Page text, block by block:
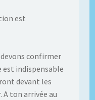
est
devons confirmer
est indispensable
devant les
A ton arrivée au